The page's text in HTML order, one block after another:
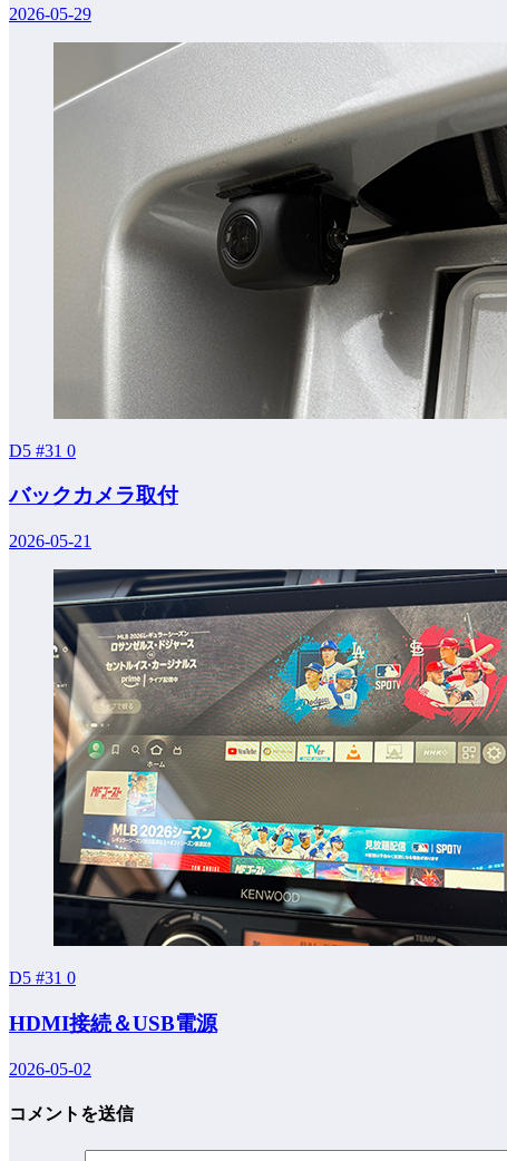
2026-05-29
D5 #31 0
バックカメラ取付
2026-05-21
D5 #31 0
HDMI接続＆USB電源
2026-05-02
コメントを送信